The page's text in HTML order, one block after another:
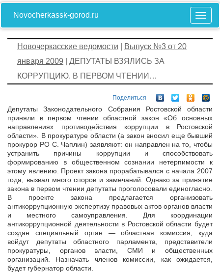
Novocherkassk-gorod.ru
Новочеркасские ведомости
Выпуск №3 от 20
января 2009 | ДЕПУТАТЫ ВЗЯЛИСЬ ЗА
КОРРУПЦИЮ. В ПЕРВОМ ЧТЕНИИ…
Поделиться
Депутаты Законодательного Собрания Ростовской области
приняли в первом чтении областной закон «Об основных
направлениях противодействия коррупции в Ростовской
области». В прокуратуре области (а закон вносил еще бывший
прокурор РО С. Чаплин) заявляют: он направлен на то, чтобы
устранить причины коррупции и способствовать
формированию в общественном сознании нетерпимости к
этому явлению. Проект закона прорабатывался с начала 2007
года, вызвал много споров и замечаний. Однако за принятие
закона в первом чтении депутаты проголосовали единогласно.
В проекте закона предлагается организовать
антикоррупционную экспертизу правовых актов органов власти
и местного самоуправления. Для координации
антикоррупционной деятельности в Ростовской области будет
создан специальный орган — областная комиссия, куда
войдут депутаты областного парламента, представители
прокуратуры, органов власти, СМИ и общественных
организаций. Назначать членов комиссии, как ожидается,
будет губернатор области.